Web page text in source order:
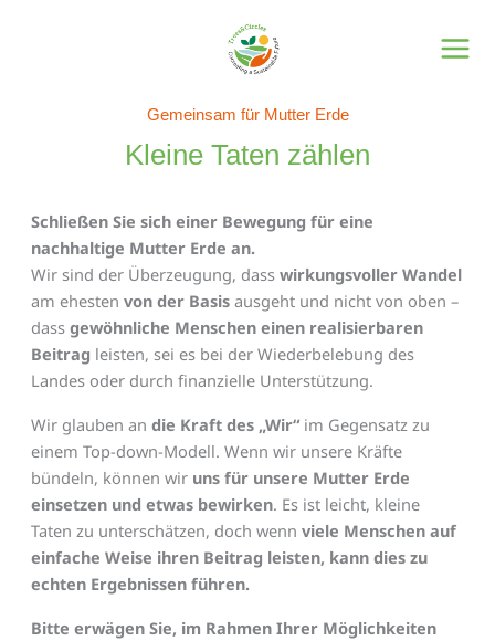
Gemeinsam für Mutter Erde
Kleine Taten zählen
Schließen Sie sich einer Bewegung für eine
nachhaltige Mutter Erde an.
Wir sind der Überzeugung, dass wirkungsvoller Wandel
am ehesten von der Basis ausgeht und nicht von oben –
dass gewöhnliche Menschen einen realisierbaren
Beitrag leisten, sei es bei der Wiederbelebung des
Landes oder durch finanzielle Unterstützung.
Wir glauben an die Kraft des „Wir“ im Gegensatz zu
einem Top-down-Modell. Wenn wir unsere Kräfte
bündeln, können wir uns für unsere Mutter Erde
einsetzen und etwas bewirken. Es ist leicht, kleine
Taten zu unterschätzen, doch wenn viele Menschen auf
einfache Weise ihren Beitrag leisten, kann dies zu
echten Ergebnissen führen.
Bitte erwägen Sie, im Rahmen Ihrer Möglichkeiten